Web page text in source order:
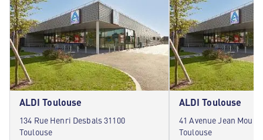
ALDI Toulouse
134 Rue Henri Desbals 31100
Toulouse
ALDI Toulouse
41 Avenue Jean
Toulouse